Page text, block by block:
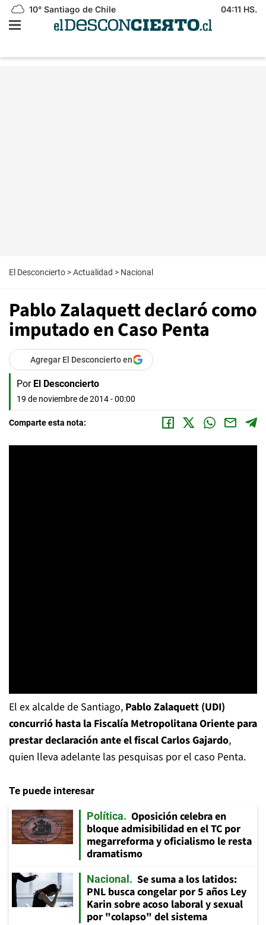
10° Santiago de Chile 04:11 HS.
El Desconcierto >Actualidad > Nacional
Pablo Zalaquett declaró como
imputado en Caso Penta
Agregar El Desconcierto en
Por El Desconcierto
19 de noviembre de 2014 - 00:00
Comparte esta nota:
El ex alcalde de Santiago, Pablo Zalaquett (UDI)
concurrió hasta la Fiscalía Metropolitana Oriente para
prestar declaración ante el fiscal Carlos Gajardo,
quien lleva adelante las pesquisas por el caso Penta.
Te puede interesar
Política
Oposición celebra en
bloque admisibilidad en el TC por
megarreforma y oficialismo le resta
dramatismo
Nacional
Se suma a los latidos:
PNL busca congelar por 5 años Ley
Karin sobre acoso laboral y sexual
por "colapso" del sistema